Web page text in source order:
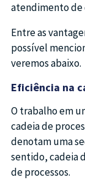
atendimento de
Entre as
possível
veremos abaixo.
Eficiência na
O trabalho em
cadeia de
denotam uma
sentido, cadeia
de processos.